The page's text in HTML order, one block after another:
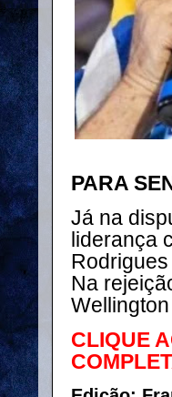
PARA
Já na
liderança
Na
CLIQUE